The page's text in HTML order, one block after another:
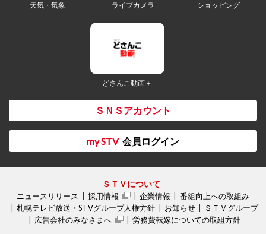
天気・気象 ライブカメラ ショッピング
どさんこ動画＋
ＳＮＳアカウント
my STV 会員ログイン
ＳＴＶについて
ニュースリリース 採用情報 企業情報
番組向上への取組み
札幌テレビ放送・STVグループ人権方針
お知らせ
ＳＴＶグループ
広告会社のみなさまへ
労務費転嫁についての取組方針